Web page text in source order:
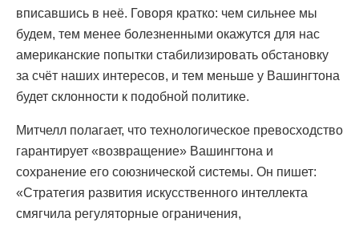
вписавшись в неё. Говоря кратко: чем сильнее мы
будем, тем менее болезненными окажутся для нас
американские попытки стабилизировать обстановку
за счёт наших интересов, и тем меньше у Вашингтона
будет склонности к подобной политике.
Митчелл полагает, что технологическое превосходство
гарантирует «возвращение» Вашингтона и
сохранение его союзнической системы. Он пишет:
«Стратегия развития искусственного интеллекта
смягчила регуляторные ограничения,